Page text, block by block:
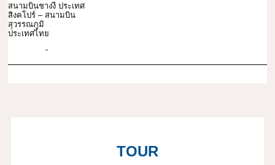
สนามบินชางงี ประเทศ
สิงคโปร์ – สนามบิน
สุวรรณภูมิ
ประเทศไทย
-
TOUR